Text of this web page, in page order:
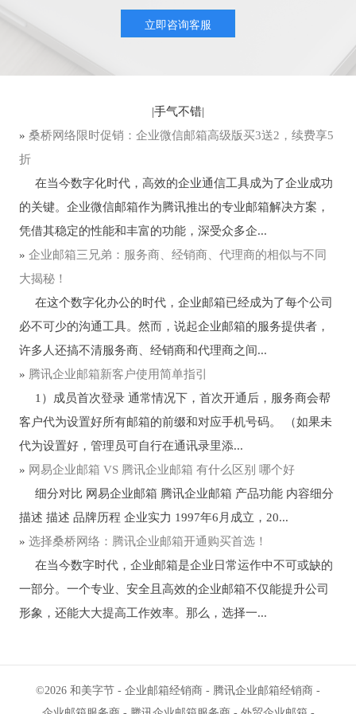
立即咨询客服
|手气不错|
» 桑桥网络限时促销：企业微信邮箱高级版买3送2，续费享5
折
在当今数字化时代，高效的企业通信工具成为了企业成功
的关键。企业微信邮箱作为腾讯推出的专业邮箱解决方案，
凭借其稳定的性能和丰富的功能，深受众多企...
» 企业邮箱三兄弟：服务商、经销商、代理商的相似与不同
大揭秘！
在这个数字化办公的时代，企业邮箱已经成为了每个公司
必不可少的沟通工具。然而，说起企业邮箱的服务提供者，
许多人还搞不清服务商、经销商和代理商之间...
» 腾讯企业邮箱新客户使用简单指引
1）成员首次登录 通常情况下，首次开通后，服务商会帮
客户代为设置好所有邮箱的前缀和对应手机号码。 （如果未
代为设置好，管理员可自行在通讯录里添...
» 网易企业邮箱 VS 腾讯企业邮箱 有什么区别 哪个好
细分对比 网易企业邮箱 腾讯企业邮箱 产品功能 内容细分
描述 描述 品牌历程 企业实力 1997年6月成立，20...
» 选择桑桥网络：腾讯企业邮箱开通购买首选！
在当今数字时代，企业邮箱是企业日常运作中不可或缺的
一部分。一个专业、安全且高效的企业邮箱不仅能提升公司
形象，还能大大提高工作效率。那么，选择一...
©2026 和美字节 - 企业邮箱经销商 - 腾讯企业邮箱经销商 -